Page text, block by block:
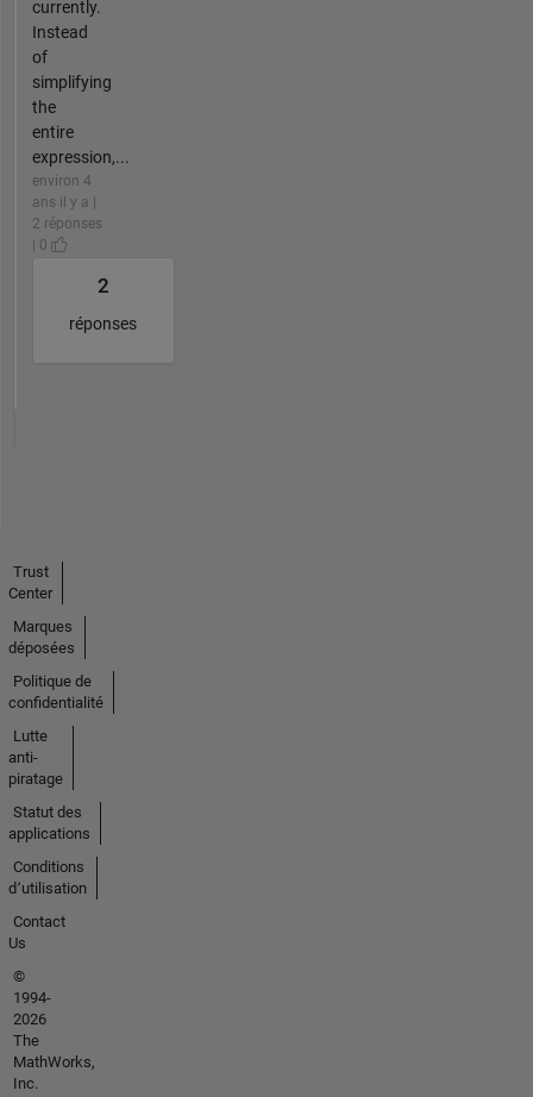
currently.
Instead
of
simplifying
the
entire
expression,...
environ 4
ans il y a |
2 réponses
| 0
2
réponses
Trust
Center
Marques
déposées
Politique de
confidentialité
Lutte
anti-
piratage
Statut des
applications
Conditions
d՚utilisation
Contact
Us
©
1994-
2026
The
MathWorks,
Inc.